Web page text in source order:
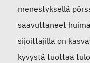
menestyksellä
saavuttaneet
sijoittajilla on
kyvystä tuottaa